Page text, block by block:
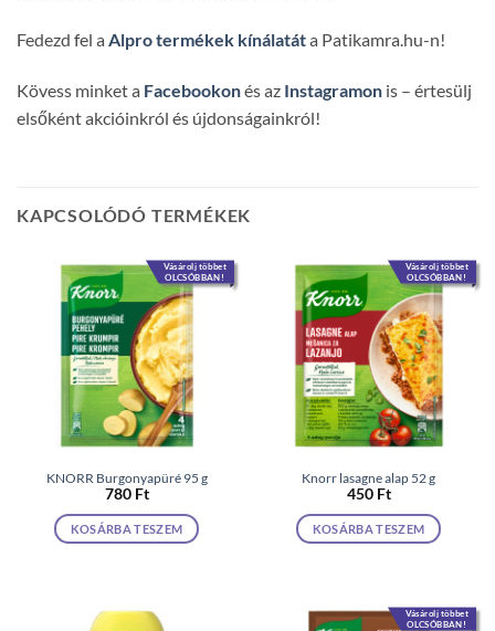
Fedezd fel a Alpro termékek kínálatáta Patikamra.hu-n!
Kövess minket a Facebookonés az Instagramon is – értesülj
elsőként akcióinkról és újdonságainkról!
KAPCSOLÓDÓ TERMÉKEK
Vásárolj többet
OLCSÓBBAN!
KNORR Burgonyapüré 95 g
780 Ft
KOSÁRBA TESZEM
Vásárolj többet
OLCSÓBBAN!
Knorr lasagne alap 52 g
450 Ft
KOSÁRBA TESZEM
Vásárolj többet
OLCSÓBBAN!